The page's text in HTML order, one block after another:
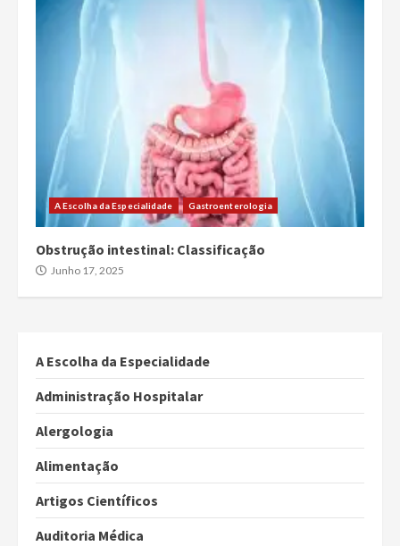
A Escolha da Especialidade Gastroenterologia
Obstrução intestinal: Classificação
Junho 17, 2025
A Escolha da Especialidade
Administração Hospitalar
Alergologia
Alimentação
Artigos Científicos
Auditoria Médica